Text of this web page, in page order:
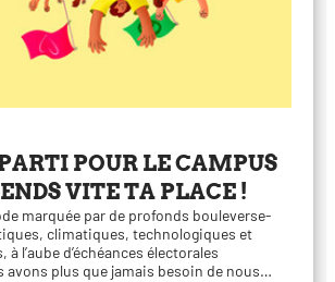
PARTI POUR LE CAMPUS
VITE TA PLACE !
mar­quée par de pro­fonds bou­le­ver­se­
cli­ma­tiques, tech­no­lo­giques et
l’aube d’échéances élec­to­rales
avons plus que jamais besoin de nous…